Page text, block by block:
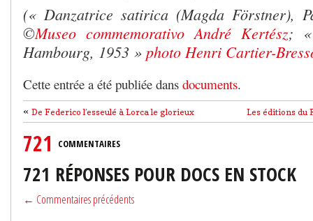
(« Danzatrice satirica (Magda Förstner),
©Museo commemorativo André Kertész; «
Hambourg, 1953 » photo Henri Cartier-
Cette entrée a été publiée dans documents.
Les éditions du
« De Federico l’esseulé à Lorca le glorieux
721 COMMENTAIRES
721 RÉPONSES POUR DOCS EN STOCK
← Commentaires précédents